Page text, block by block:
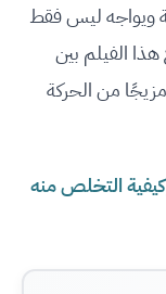
ويواجه ليس فقط
الفيلم بين
من الحركة
التخلص منه